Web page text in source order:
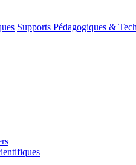
Supports Pédagogiques &